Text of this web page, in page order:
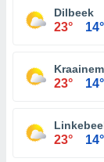
Dilbeek
23° 14°
Kraainem
23° 14°
23° 14°